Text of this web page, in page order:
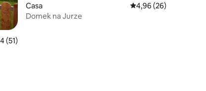
média de 4,94 em 5 estrelas, 51avaliações
(51)
Casa Classificação média
4,96 (26)
Domek na Jurze